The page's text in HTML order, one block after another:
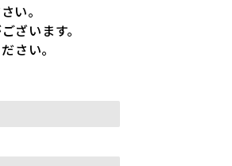
い。
ざいます。
さい。